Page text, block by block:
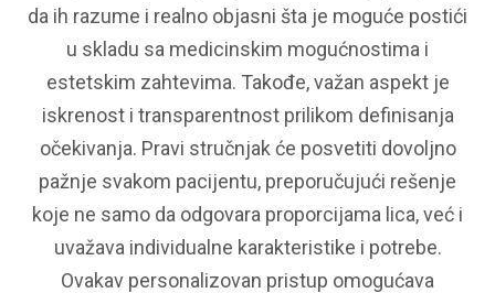
da ih razume i realno objasni šta je moguće postići
u skladu sa medicinskim mogućnostima i
estetskim zahtevima. Takođe, važan aspekt je
iskrenost i transparentnost prilikom definisanja
očekivanja. Pravi stručnjak će posvetiti dovoljno
pažnje svakom pacijentu, preporučujući rešenje
koje ne samo da odgovara proporcijama lica, već i
uvažava individualne karakteristike i potrebe.
Ovakav personalizovan pristup omogućava